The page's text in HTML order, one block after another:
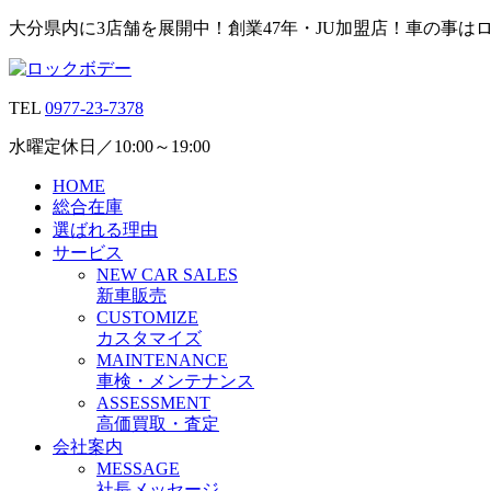
大分県内に3店舗を展開中！創業47年・JU加盟店！車の事は
TEL 0977-23-7378
水曜定休日／10:00～19:00
HOME
総合在庫
選ばれる理由
サービス
NEW CAR SALES
新車販売
CUSTOMIZE
カスタマイズ
MAINTENANCE
車検・メンテナンス
ASSESSMENT
高価買取・査定
会社案内
MESSAGE